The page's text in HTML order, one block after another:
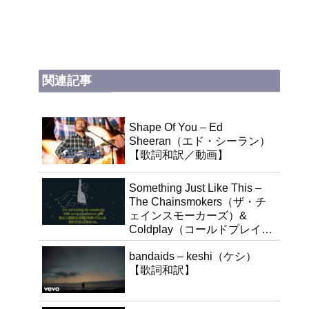
関連記事
Shape Of You – Ed
Sheeran（エド・シーラン）
【歌詞和訳／動画】
Something Just Like This –
The Chainsmokers（ザ・チ
ェインスモーカーズ）&
Coldplay（コールドプレイ）
【歌詞和訳／動画】
bandaids – keshi（ケシ）
【歌詞和訳】